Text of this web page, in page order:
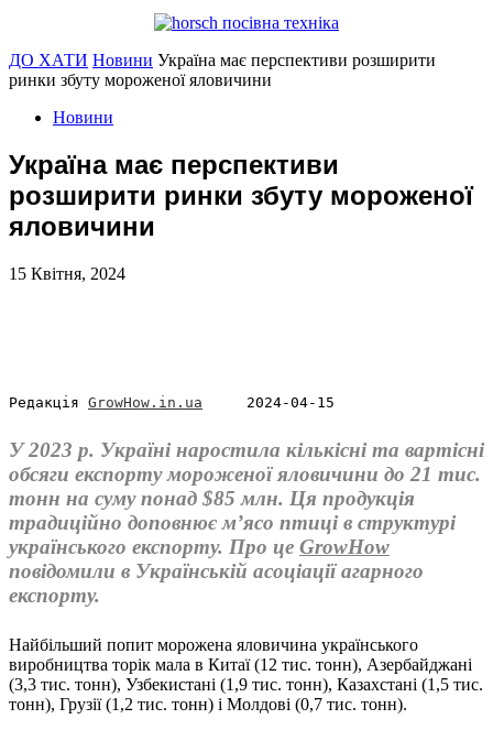
ДО ХАТИ Новини Україна має перспективи розширити
ринки збуту мороженої яловичини
Новини
Україна має перспективи
розширити ринки збуту мороженої
яловичини
15 Квітня, 2024
Редакція GrowHow.in.ua 2024-04-15
У 2023 р. Україні наростила кількісні та вартісні
обсяги експорту мороженої яловичини до 21 тис.
тонн на суму понад $85 млн. Ця продукція
традиційно доповнює м’ясо птиці в структурі
українського експорту. Про це GrowHow
повідомили в Українській асоціації агарного
експорту.
Найбільший попит морожена яловичина українського
виробництва торік мала в Китаї (12 тис. тонн), Азербайджані
(3,3 тис. тонн), Узбекистані (1,9 тис. тонн), Казахстані (1,5 тис.
тонн), Грузії (1,2 тис. тонн) і Молдові (0,7 тис. тонн).